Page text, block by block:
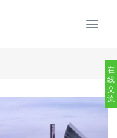
在
线
交
流